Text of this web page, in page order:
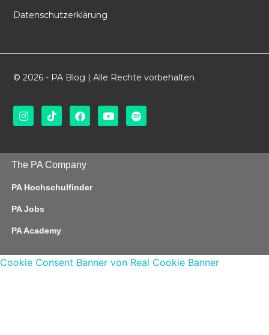
Datenschutzerklärung
© 2026 - PA Blog | Alle Rechte vorbehalten
The PA Company
PA Hochschulfinder
PA Jobs
PA Academy
Cookie Consent Banner von Real Cookie Banner